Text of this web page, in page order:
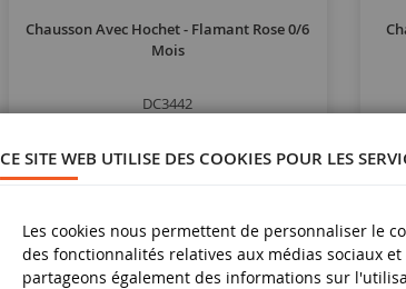
Chausson Avec Hochet - Flamant Rose 0/6
Mois
DC3442
20,90 €
CE SITE WEB UTILISE DES COOKIES POUR LES
Les cookies nous permettent de personnaliser le
des fonctionnalités relatives aux médias sociaux
partageons également des informations sur